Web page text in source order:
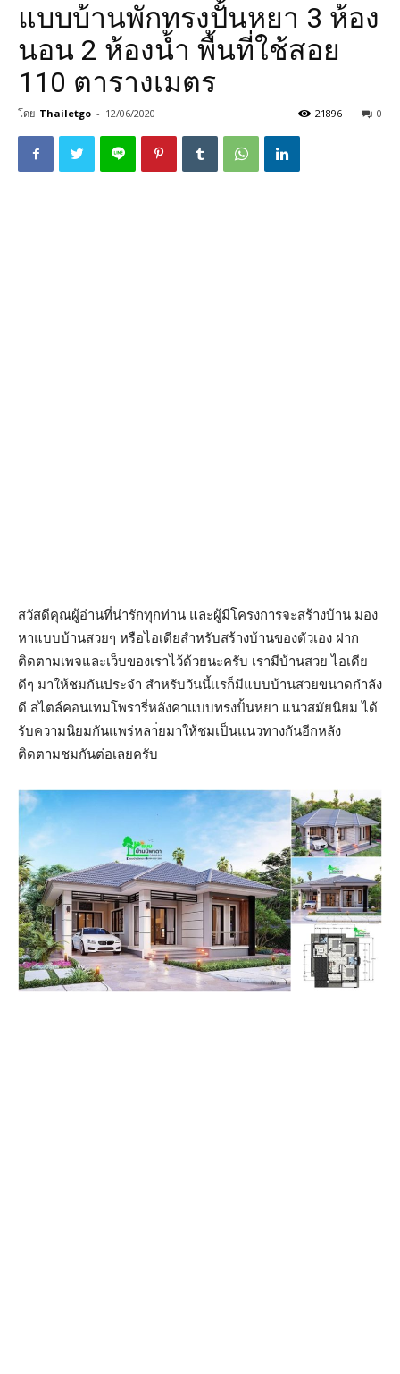
แบบบ้านพักทรงปั้นหยา 3 ห้อง
นอน 2 ห้องน้ำ พื้นที่ใช้สอย
110 ตารางเมตร
โดย Thailetgo - 12/06/2020 0
21896
สวัสดีคุณผู้อ่านที่น่ารักทุกท่าน และผู้มีโครงการจะสร้างบ้าน มอง
หาแบบบ้านสวยๆ หรือไอเดียสำหรับสร้างบ้านของตัวเอง ฝาก
ติดตามเพจและเว็บของเราไว้ด้วยนะครับ เรามีบ้านสวย ไอเดีย
ดีๆ มาให้ชมกันประจำ สำหรับวันนี้เเรก็มีแบบบ้านสวยขนาดกำลัง
ดี สไตล์คอนเทมโพรารี่หลังคาแบบทรงปั้นหยา แนวสมัยนิยม ได้
รับความนิยมกันแพร่หลา่ยมาให้ชมเป็นแนวทางกันอีกหลัง
ติดตามชมกันต่อเลยครับ